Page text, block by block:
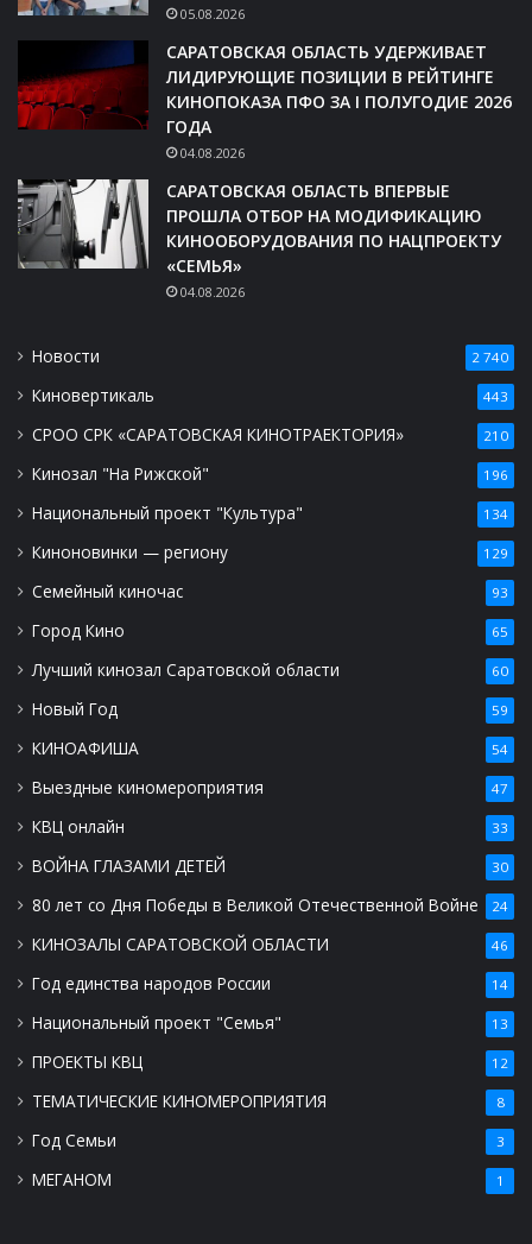
05.08.2026
САРАТОВСКАЯ ОБЛАСТЬ УДЕРЖИВАЕТ
ЛИДИРУЮЩИЕ ПОЗИЦИИ В РЕЙТИНГЕ
КИНОПОКАЗА ПФО ЗА I ПОЛУГОДИЕ 2026
ГОДА
04.08.2026
САРАТОВСКАЯ ОБЛАСТЬ ВПЕРВЫЕ
ПРОШЛА ОТБОР НА МОДИФИКАЦИЮ
КИНООБОРУДОВАНИЯ ПО НАЦПРОЕКТУ
«СЕМЬЯ»
04.08.2026
Новости 2 740
Киновертикаль 443
СРОО СРК «САРАТОВСКАЯ КИНОТРАЕКТОРИЯ» 210
Кинозал "На Рижской" 196
Национальный проект "Культура" 134
Киноновинки — региону 129
Семейный киночас 93
Город Кино 65
Лучший кинозал Саратовской области 60
Новый Год 59
КИНОАФИША 54
Выездные киномероприятия 47
КВЦ онлайн 33
ВОЙНА ГЛАЗАМИ ДЕТЕЙ 30
80 лет со Дня Победы в Великой Отечественной Войне 24
КИНОЗАЛЫ САРАТОВСКОЙ ОБЛАСТИ 46
Год единства народов России 14
Национальный проект "Семья" 13
ПРОЕКТЫ КВЦ 12
ТЕМАТИЧЕСКИЕ КИНОМЕРОПРИЯТИЯ 8
Год Семьи 3
МЕГАНОМ 1